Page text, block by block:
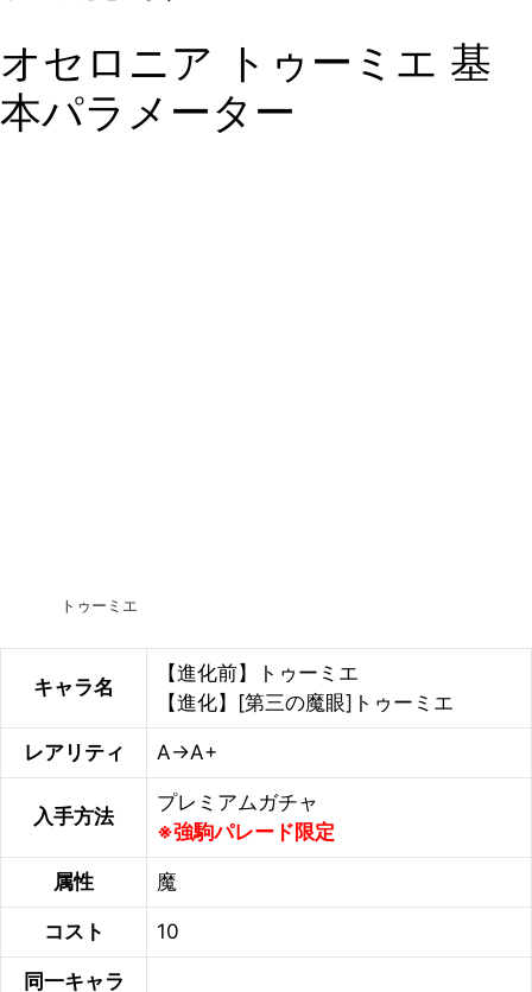
オセロニア トゥーミエ 基
本パラメーター
トゥーミエ
キャラ名
【進化前】トゥーミエ
【進化】[第三の魔眼]トゥーミエ
レアリティ A→A+
入手方法
プレミアムガチャ
※強駒パレード限定
属性 魔
コスト 10
同一キャラ